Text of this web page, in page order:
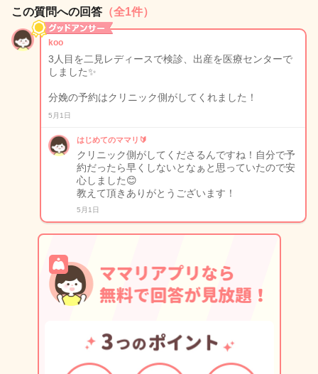
この質問への回答 （全1件）
koo
3人目を二見レディースで検診、出産を医療センターで
しました✨
分娩の予約はクリニック側がしてくれました！
5月1日
はじめてのママリ🔰
クリニック側がしてくださるんですね！自分で予
約だったら早くしないとなぁと思っていたので安
心しました😊
教えて頂きありがとうございます！
5月1日